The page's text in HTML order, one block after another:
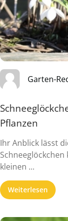
Garten-
Pflanzen
Ihr Anblick lässt
kleinen ...
Weiterlesen